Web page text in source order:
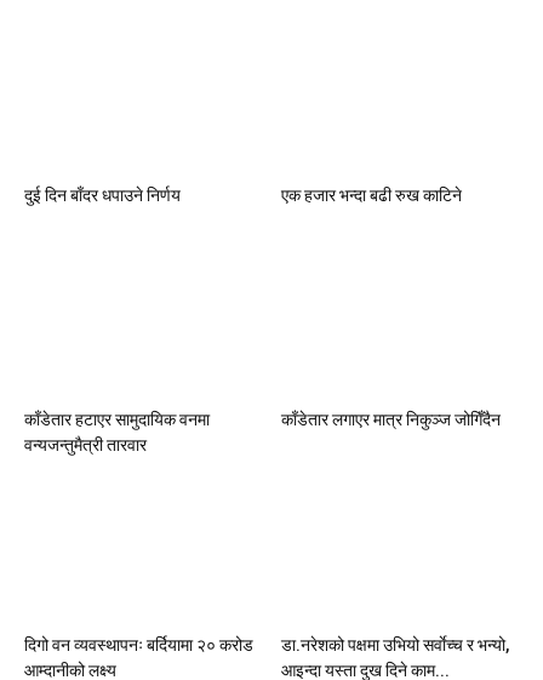
दुई दिन बाँदर धपाउने निर्णय एक हजार भन्दा बढी रुख काटिने
काँडेतार हटाएर सामुदायिक वनमा
वन्यजन्तुमैत्री तारवार
काँडेतार लगाएर मात्र निकुञ्ज जोगिँदैन
दिगो वन व्यवस्थापनः बर्दियामा २० करोड
आम्दानीको लक्ष्य
डा.नरेशको पक्षमा उभियो सर्वाेच्च र भन्यो,
आइन्दा यस्ता दुख दिने काम...